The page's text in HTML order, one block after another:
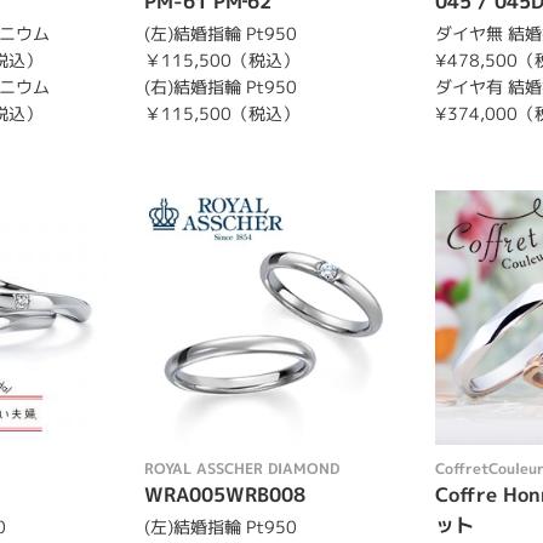
ウム
）
ウム
）
(左)結婚指輪 Pt950
￥115,500（税込）
(右)結婚指輪 Pt950
￥115,500（税込）
ダイヤ無 結
¥478,500（
ダイヤ有 結
¥374,000（
ROYAL ASSCHER DIAMOND
WRA005WRB008
(左)結婚指輪 Pt950
CoffretCouleur
Coffre
ット